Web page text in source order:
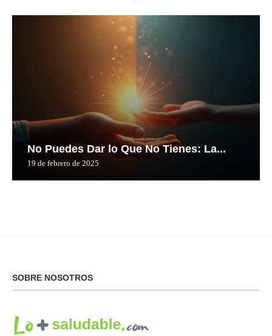
No Puedes Dar lo Que No Tienes: La...
19 de febrero de 2025
SOBRE NOSOTROS